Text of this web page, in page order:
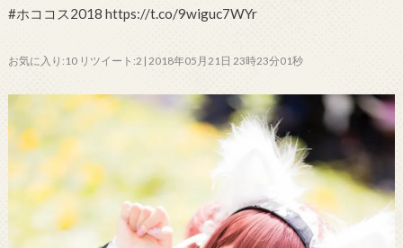
#ホココス2018 https://t.co/9wiguc7WYr
お気に入り:10 リツイート:2 | 2018年05月21日 23時23分01秒